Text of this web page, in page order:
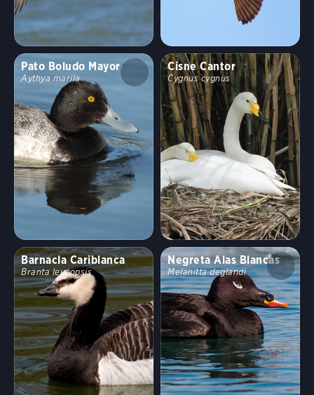
Pato Boludo Mayor
Aythya marila
Cisne Cantor
Cygnus cygnus
Barnacla Cariblanca
Branta leucopsis
Negreta Alas Blancas
Melanitta deglandi